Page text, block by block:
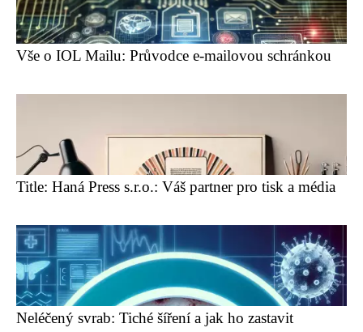
Vše o IOL Mailu: Průvodce e-mailovou schránkou
Title: Haná Press s.r.o.: Váš partner pro tisk a média
Neléčený svrab: Tiché šíření a jak ho zastavit